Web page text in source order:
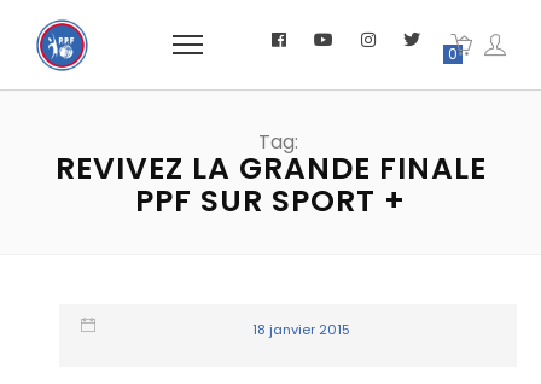
0
Tag:
REVIVEZ LA GRANDE FINALE
PPF SUR SPORT +
18 janvier 2015